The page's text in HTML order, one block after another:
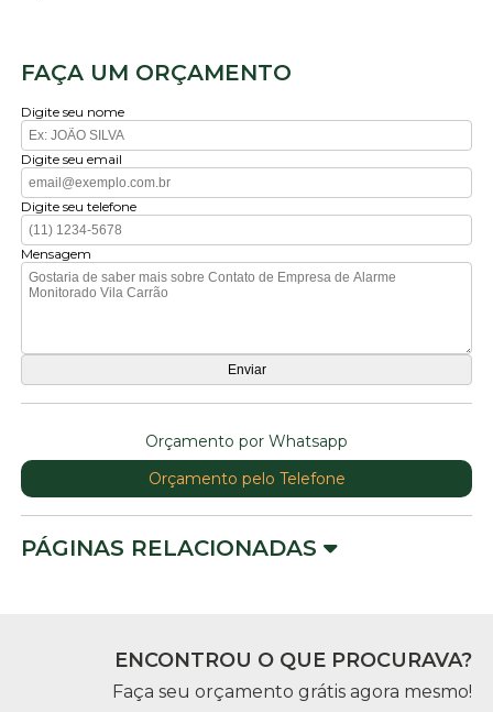
FAÇA UM ORÇAMENTO
Digite seu nome
Digite seu email
Digite seu telefone
Mensagem
Orçamento por Whatsapp
Orçamento pelo Telefone
PÁGINAS RELACIONADAS
ENCONTROU O QUE PROCURAVA?
Faça seu orçamento grátis agora mesmo!